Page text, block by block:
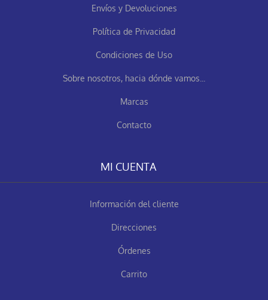
Envíos y Devoluciones
Política de Privacidad
Condiciones de Uso
Sobre nosotros, hacia dónde vamos...
Marcas
Contacto
MI CUENTA
Información del cliente
Direcciones
Órdenes
Carrito